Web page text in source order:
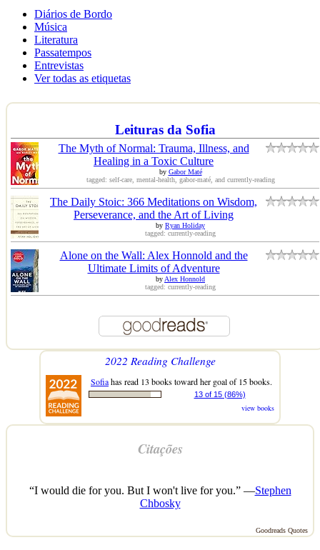
Diários de Bordo
Música
Literatura
Passatempos
Entrevistas
Ver todas as etiquetas
Leituras da Sofia
The Myth of Normal: Trauma, Illness, and
Healing in a Toxic Culture
by Gabor Maté
tagged: self-care, mental-health, gabor-maté, and currently-reading
The Daily Stoic: 366 Meditations on Wisdom,
Perseverance, and the Art of Living
by Ryan Holiday
tagged: currently-reading
Alone on the Wall: Alex Honnold and the
Ultimate Limits of Adventure
byAlex Honnold
tagged: currently-reading
2022 Reading Challenge
Sofiahas read 13 books toward her goal of 15 books.
13 of 15 (86%)
view books
Citações
“I would die for you. But I won't live for you.” —Stephen
Chbosky
Goodreads Quotes